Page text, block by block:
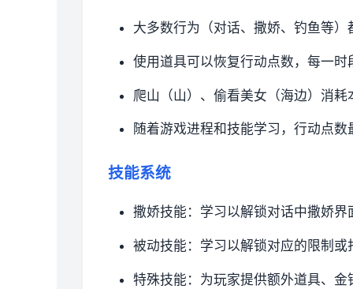
大多数行为（对话、撒娇、钓鱼等
使用道具可以恢复行动点数，每一
爬山（山）、偷看美女（海边）消
随着游戏进程和技能学习，行动点
技能系统
撒娇技能：学习以解锁对话中撒娇界
被动技能：学习以解锁对应的限制或
特殊技能：为玩家提供额外道具、